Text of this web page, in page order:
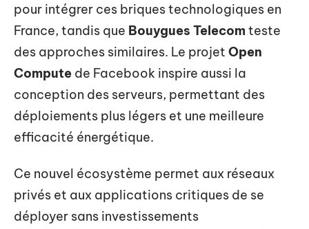
pour intégrer ces briques technologiques en
France, tandis que Bouygues Telecom teste
des approches similaires. Le projet Open
Compute de Facebook inspire aussi la
conception des serveurs, permettant des
déploiements plus légers et une meilleure
efficacité énergétique.
Ce nouvel écosystème permet aux réseaux
privés et aux applications critiques de se
déployer sans investissements